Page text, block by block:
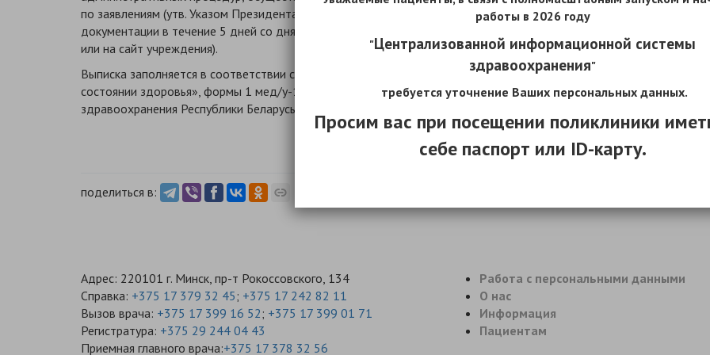
по заявлениям (утв. Указом Президента Республики Беларусь № 200 от 26.04.2010), выдается выписка из
документации в течение 5 дней со дня обращения в учреждение (в доврачебный кабинет отделения
или на сайт учреждения).
Выписка заполняется в соответствии с Инструкцией о порядке заполнения формы 1 здр/у-10 «Медицинская
состоянии здоровья», формы 1 мед/у-10 «Выписка из медицинских документов» (утв. постановлением
здравоохранения Республики Беларусь от 9 июля 2010 г. № 92).
поделиться в:
Адрес: 220101 г. Минск, пр-т Рокоссовского, 134
Справка: +375 17 379 32 45; +375 17 242 82 11
Вызов врача: +375 17 399 16 52; +375 17 399 01 71
Регистратура: +375 29 244 04 43
Приемная главного врача:+375 17 378 32 56
Работа с персональными данными
О нас
Информация
Пациентам
работы в 2026 году
"Централизованной информационной системы
здравоохранения"
требуется уточнение Ваших персональных данных.
Просим вас при посещении поликлиники
себе паспорт или ID-карту.